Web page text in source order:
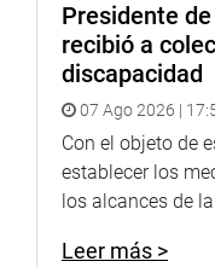
Presidente
recibió a
discapacidad
07 Ago 2026 |
Con el objeto de
establecer los
los alcances de
Leer más >